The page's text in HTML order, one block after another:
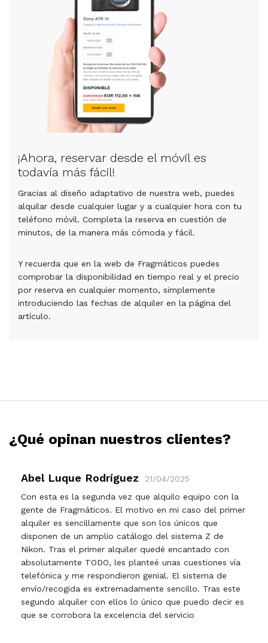
¡Ahora, reservar desde el móvil es
todavía más fácil!
Gracias al diseño adaptativo de nuestra web, puedes
alquilar desde cualquier lugar y a cualquier hora con tu
teléfono móvil. Completa la reserva en cuestión de
minutos, de la manera más cómoda y fácil.
Y recuerda que en la web de Fragmáticos puedes
comprobar la disponibilidad en tiempo real y el precio
por reserva en cualquier momento, simplemente
introduciendo las fechas de alquiler en la página del
artículo.
¿Qué opinan nuestros clientes?
Abel Luque Rodríguez
21/04/2025
Con esta es la segunda vez que alquilo equipo con la
gente de Fragmáticos. El motivo en mi caso del primer
alquiler es sencillamente que son los únicos que
disponen de un amplio catálogo del sistema Z de
Nikon. Tras el primer alquiler quedé encantado con
absolutamente TODO, les planteé unas cuestiones vía
telefónica y me respondieron genial. El sistema de
envío/recogida es extremadamente sencillo. Tras este
segundo alquiler con ellos lo único que puedo decir es
que se corrobora la excelencia del servicio